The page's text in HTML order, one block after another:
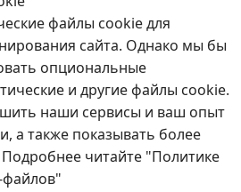
файлы cookie для
сайта. Однако мы бы
опциональные
и другие файлы cookie.
наши сервисы и ваш опыт
а также показывать более
читайте "Политике
файлов"